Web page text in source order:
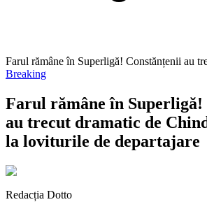
Farul rămâne în Superligă! Constănțenii au
Breaking
Farul rămâne în Superligă!
au trecut dramatic de
la loviturile de departajare
Redacția Dotto